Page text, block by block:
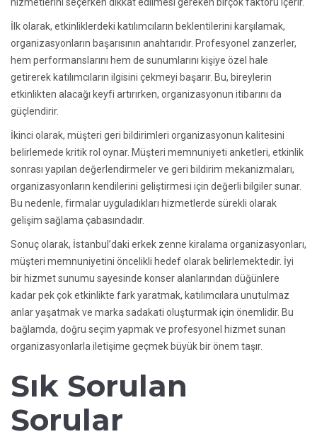
İlk olarak, etkinliklerdeki katılımcıların beklentilerini karşılamak,
organizasyonların başarısının anahtarıdır. Profesyonel zanzerler,
hem performanslarını hem de sunumlarını kişiye özel hale
getirerek katılımcıların ilgisini çekmeyi başarır. Bu, bireylerin
etkinlikten alacağı keyfi artırırken, organizasyonun itibarını da
güçlendirir.
İkinci olarak, müşteri geri bildirimleri organizasyonun kalitesini
belirlemede kritik rol oynar. Müşteri memnuniyeti anketleri, etkinlik
sonrası yapılan değerlendirmeler ve geri bildirim mekanizmaları,
organizasyonların kendilerini geliştirmesi için değerli bilgiler sunar.
Bu nedenle, firmalar uyguladıkları hizmetlerde sürekli olarak
gelişim sağlama çabasındadır.
Sonuç olarak, İstanbul’daki erkek zenne kiralama organizasyonları,
müşteri memnuniyetini öncelikli hedef olarak belirlemektedir. İyi
bir hizmet sunumu sayesinde konser alanlarından düğünlere
kadar pek çok etkinlikte fark yaratmak, katılımcılara unutulmaz
anlar yaşatmak ve marka sadakati oluşturmak için önemlidir. Bu
bağlamda, doğru seçim yapmak ve profesyonel hizmet sunan
organizasyonlarla iletişime geçmek büyük bir önem taşır.
Sık Sorulan
Sorular